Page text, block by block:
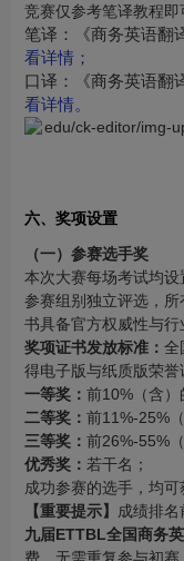
竞赛仅参考笔译教程即
笔译：《商务英语翻
看详情 ；
口译：《商务英语翻
看详情。
六、奖项设置
（一）参赛选手奖
本次大赛每场考试均设
参赛组别独立评选，
书具备官方权威性与行
奖项证书发放标准： 全
得电子版与纸质版荣誉
一等奖： 前10%（含）
二等奖： 前11%-25%
三等奖： 前26%-55%
优秀奖： 若干名；
成功参赛的选手，均可
【重要提示】 成绩排
九届ETTBL全国商务